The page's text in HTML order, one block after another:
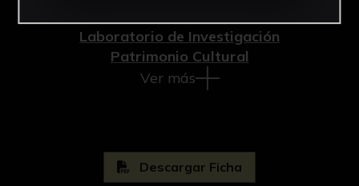
Ubicación
Laboratorio de Investigación
Patrimonio Cultural
Ver más
Descargar Ficha